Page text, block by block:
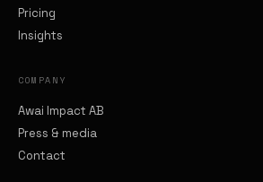
Pricing
Insights
COMPANY
Awai Impact AB
Press & media
Contact